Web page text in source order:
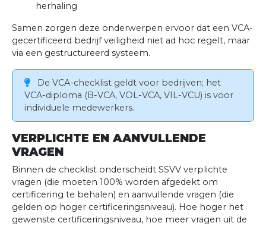
herhaling
Samen zorgen deze onderwerpen ervoor dat een VCA-
gecertificeerd bedrijf veiligheid niet ad hoc regelt, maar
via een gestructureerd systeem.
De VCA-checklist geldt voor bedrijven; het
VCA-diploma (B-VCA, VOL-VCA, VIL-VCU) is voor
individuele medewerkers.
VERPLICHTE EN AANVULLENDE
VRAGEN
Binnen de checklist onderscheidt SSVV verplichte
vragen (die moeten 100% worden afgedekt om
certificering te behalen) en aanvullende vragen (die
gelden op hoger certificeringsniveau). Hoe hoger het
gewenste certificeringsniveau, hoe meer vragen uit de